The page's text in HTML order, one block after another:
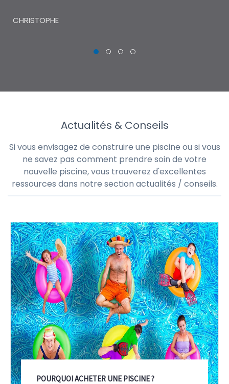
CHRISTOPHE
Actualités & Conseils
Si vous envisagez de construire une piscine ou si vous
ne savez pas comment prendre soin de votre
nouvelle piscine, vous trouverez d'excellentes
ressources dans notre section actualités / conseils.
POURQUOI ACHETER UNE PISCINE ?